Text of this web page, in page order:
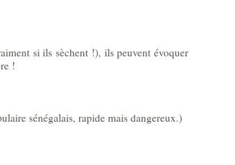
si ils sèchent !), ils peuvent évoquer
!
sénégalais, rapide mais dangereux.)